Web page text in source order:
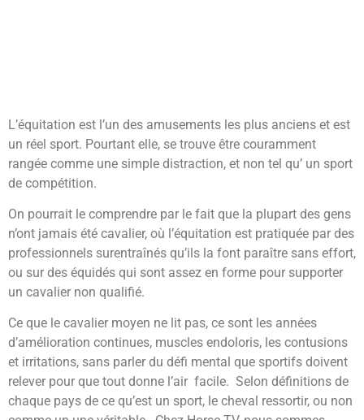
L’équitation est l’un des amusements les plus anciens et est
un réel sport. Pourtant elle, se trouve être couramment
rangée comme une simple distraction, et non tel qu’ un sport
de compétition.
On pourrait le comprendre par le fait que la plupart des gens
n’ont jamais été cavalier, où l’équitation est pratiquée par des
professionnels surentraînés qu’ils la font paraître sans effort,
ou sur des équidés qui sont assez en forme pour supporter
un cavalier non qualifié.
Ce que le cavalier moyen ne lit pas, ce sont les années
d’amélioration continues, muscles endoloris, les contusions
et irritations, sans parler du défi mental que sportifs doivent
relever pour que tout donne l’air facile. Selon définitions de
chaque pays de ce qu’est un sport, le cheval ressortir, ou non